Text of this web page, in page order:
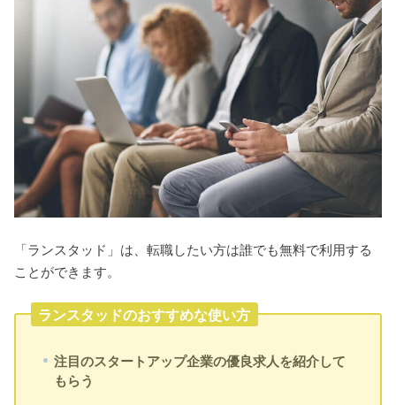
「ランスタッド」は、転職したい方は誰でも無料で利用する
ことができます。
ランスタッドのおすすめな使い方
注目のスタートアップ企業の優良求人を紹介して
もらう